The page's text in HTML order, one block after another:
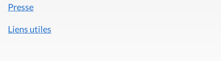
Presse
Liens utiles